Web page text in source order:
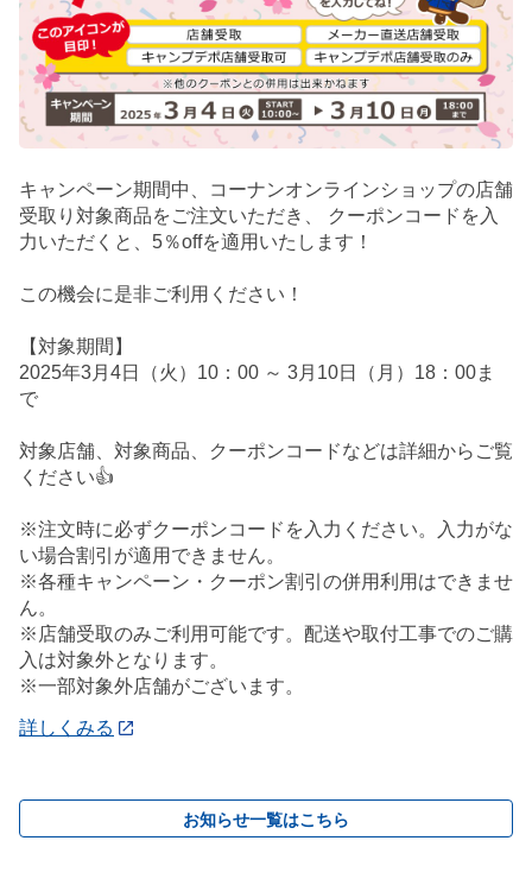
キャンペーン期間中、コーナンオンラインショップの店舗
受取り対象商品をご注文いただき、 クーポンコードを入
力いただくと、5％offを適用いたします！
この機会に是非ご利用ください！
【対象期間】
2025年3月4日（火）10：00 ～ 3月10日（月）18：00ま
で
対象店舗、対象商品、クーポンコードなどは詳細からご覧
ください👍
※注文時に必ずクーポンコードを入力ください。入力がな
い場合割引が適用できません。
※各種キャンペーン・クーポン割引の併用利用はできませ
ん。
※店舗受取のみご利用可能です。配送や取付工事でのご購
入は対象外となります。
※一部対象外店舗がございます。
詳しくみる
お知らせ一覧はこちら